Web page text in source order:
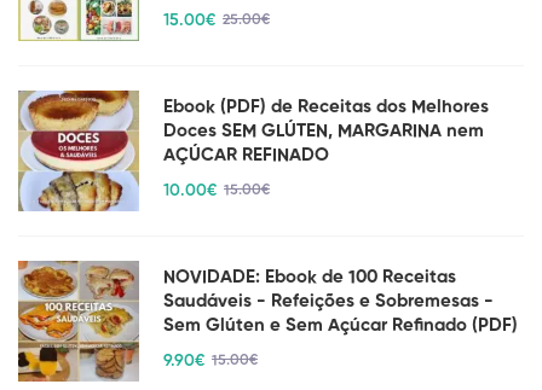
15.00€ 25.00€
Ebook (PDF) de Receitas dos Melhores
Doces SEM GLÚTEN, MARGARINA nem
AÇÚCAR REFINADO
10.00€ 15.00€
NOVIDADE: Ebook de 100 Receitas
Saudáveis - Refeições e Sobremesas -
Sem Glúten e Sem Açúcar Refinado (PDF)
9.90€ 15.00€